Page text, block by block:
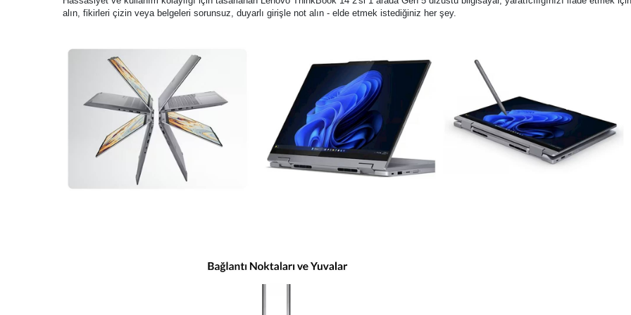
alın, fikirleri çizin veya belgeleri sorunsuz, duyarlı girişle not alın - elde etmek istediğiniz her şey.